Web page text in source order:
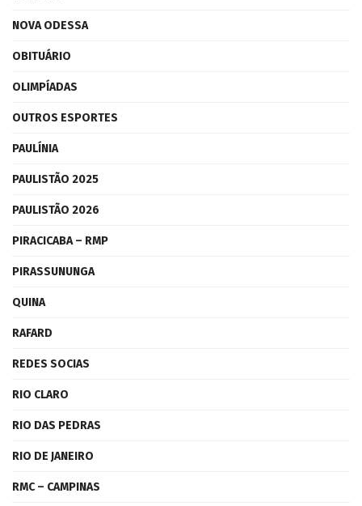
NOVA ODESSA
OBITUÁRIO
OLIMPÍADAS
OUTROS ESPORTES
PAULÍNIA
PAULISTÃO 2025
PAULISTÃO 2026
PIRACICABA – RMP
PIRASSUNUNGA
QUINA
RAFARD
REDES SOCIAS
RIO CLARO
RIO DAS PEDRAS
RIO DE JANEIRO
RMC – CAMPINAS